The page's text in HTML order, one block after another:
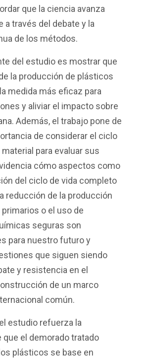
que la ciencia avanza
a través del debate y la
de los métodos.
del estudio es mostrar que
la producción de plásticos
medida más eficaz para
y aliviar el impacto sobre
Además, el trabajo pone de
de considerar el ciclo
para evaluar sus
cómo aspectos como
del ciclo de vida completo
reducción de la producción
o el uso de
seguras son
para nuestro futuro y
que siguen siendo
y resistencia en el
de un marco
común.
estudio refuerza la
que el demorado tratado
plásticos se base en